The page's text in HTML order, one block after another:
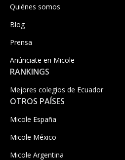
Quiénes somos
Blog
Prensa
Anúnciate en Micole
RANKINGS
Mejores colegios de Ecuador
OTROS PAÍSES
Micole España
Micole México
Micole Argentina